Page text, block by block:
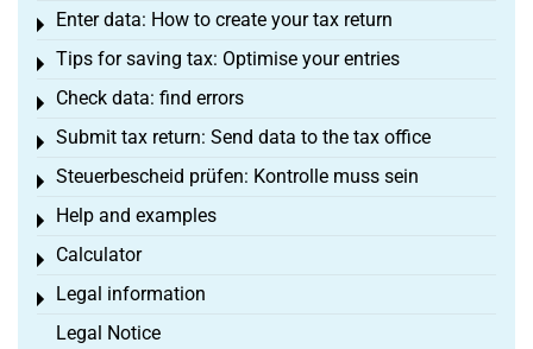
Enter data: How to create your tax return
Toggle menu
Tips for saving tax: Optimise your entries
Toggle menu
Check data: find errors
Toggle menu
Submit tax return: Send data to the tax office
Toggle menu
Steuerbescheid prüfen: Kontrolle muss sein
Toggle menu
Help and examples
Toggle menu
Calculator
Toggle menu
Legal information
Toggle menu
Legal Notice